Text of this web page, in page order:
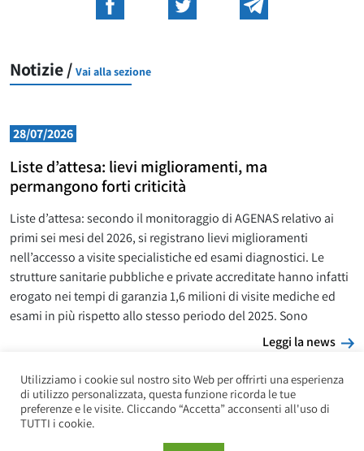
Notizie / Vai alla sezione
28/07/2026
Liste d’attesa: lievi miglioramenti, ma
permangono forti criticità
Liste d’attesa: secondo il monitoraggio di AGENAS relativo ai
primi sei mesi del 2026, si registrano lievi miglioramenti
nell’accesso a visite specialistiche ed esami diagnostici. Le
strutture sanitarie pubbliche e private accreditate hanno infatti
erogato nei tempi di garanzia 1,6 milioni di visite mediche ed
esami in più rispetto allo stesso periodo del 2025. Sono
Leggi la news
Utilizziamo i cookie sul nostro sito Web per offrirti una esperienza
di utilizzo personalizzata, questa funzione ricorda le tue
preferenze e le visite. Cliccando “Accetta” acconsenti all'uso di
TUTTI i cookie.